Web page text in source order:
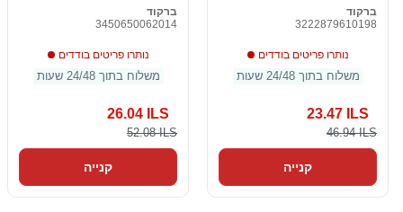
ברקוד
3450650062014
נותרו פריטים בודדים
משלוח בתוך 24/48 שעות
26.04 ILS
52.08 ILS
קנייה
ברקוד
3222879610198
נותרו פריטים בודדים
משלוח בתוך 24/48 שעות
23.47 ILS
46.94 ILS
קנייה